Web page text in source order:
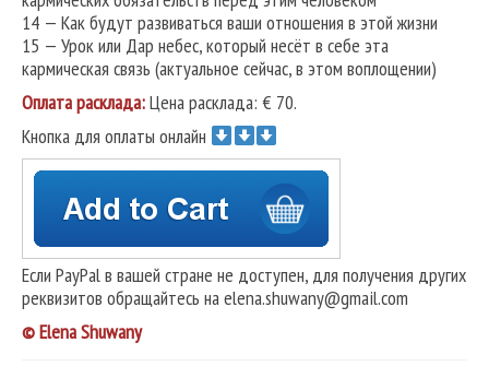
14 — Как будут развиваться ваши отношения в этой жизни
15 — Урок или Дар небес, который несёт в себе эта
кармическая связь (актуальное сейчас, в этом воплощении)
Оплата расклада:Цена расклада: € 70.
Кнопка для оплаты онлайн
Если PayPal в вашей стране не доступен, для получения других
реквизитов обращайтесь на elena.shuwany@gmail.com
© Elena Shuwany